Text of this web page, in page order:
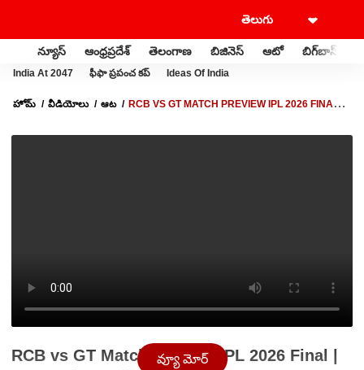
న్యూస్ ఆంధ్రప్రదేశ్ తెలంగాణ బిజినెస్ ఆటో బిగ్‌బాస్
India At 2047 ఫీఫా ప్రపంచ కప్ Ideas Of India
హోమ్ వీడియోలు ఆట
RCB VS GT MATCH PREVIEW IPL 2026 FINAL |
RCB vs GT Match Preview IPL 2026 Final |
వ్యూ మోర్